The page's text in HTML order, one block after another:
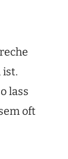
ist.
lass
oft